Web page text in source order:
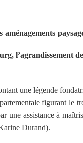
l’agrandissement
une légende
figurant le
une assistance à
Durand).